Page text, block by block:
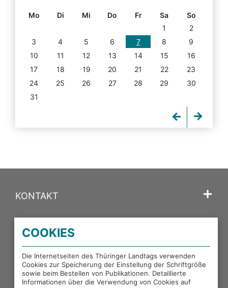
Mo Di Mi Do Fr Sa
So
1
2
3
4 5 6 7 8
9
10
11 12 13 14 15
16
17
18 19 20 21 22
23
24
25 26 27 28 29
30
31
KONTAKT
PORTALE DES THÜRINGER LANDTAGS
EXTERNE LINKS
COOKIES
Die Internetseiten des Thüringer Landtags verwenden
Cookies zur Speicherung der Einstellung der Schriftgröße
sowie beim Bestellen von Publikationen. Detaillierte
Informationen über die Verwendung von Cookies auf